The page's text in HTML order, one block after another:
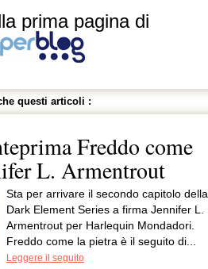
prima pagina di
questi articoli :
Freddo come
L. Armentrout
Sta per arrivare il secondo capitolo della
Dark Element Series a firma Jennifer L.
Armentrout per Harlequin Mondadori.
Freddo come la pietra è il seguito di...
Leggere il seguito